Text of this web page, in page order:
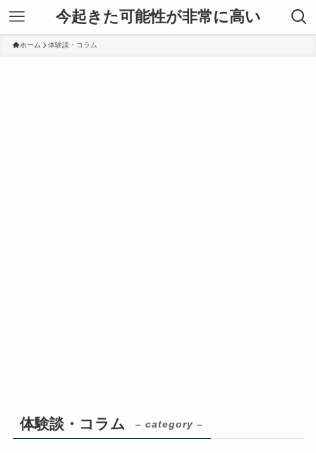
今起きた可能性が非常に高い
ホーム 体験談・コラム
体験談・コラム – category –